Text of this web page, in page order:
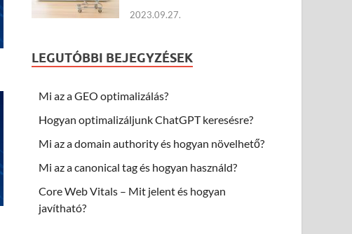
2023.09.27.
LEGUTÓBBI BEJEGYZÉSEK
Mi az a GEO optimalizálás?
Hogyan optimalizáljunk ChatGPT keresésre?
Mi az a domain authority és hogyan növelhető?
Mi az a canonical tag és hogyan használd?
Core Web Vitals – Mit jelent és hogyan
javítható?